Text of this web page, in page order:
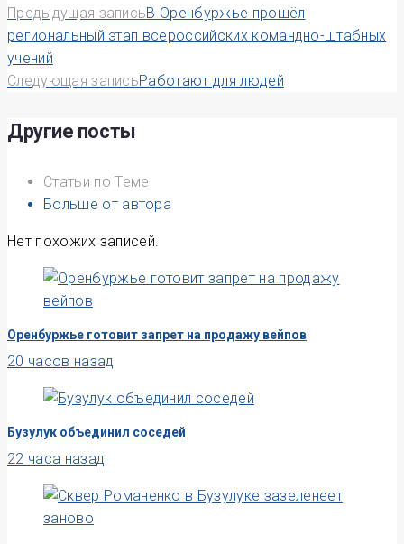
Навигация
по
записям
Предыдущая записьВ Оренбуржье прошёл
региональный этап всероссийских командно-штабных
учений
Следующая записьРаботают для людей
Другие посты
Статьи по Теме
Больше от автора
Нет похожих записей.
Оренбуржье готовит запрет на продажу вейпов
20 часов назад
Бузулук объединил соседей
22 часа назад